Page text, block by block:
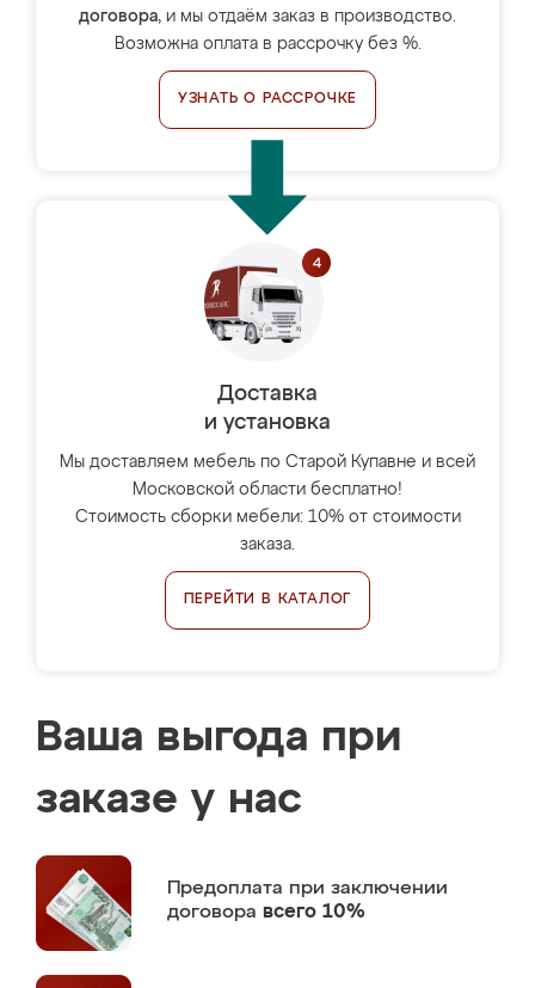
договора, и мы отдаём заказ в производство.
Возможна оплата в рассрочку без %.
УЗНАТЬ О РАССРОЧКЕ
Доставка
и установка
Мы доставляем мебель по Старой Купавне и всей
Московской области бесплатно!
Стоимость сборки мебели: 10% от стоимости
заказа.
ПЕРЕЙТИ В КАТАЛОГ
Ваша выгода при
заказе у нас
Предоплата при заключении
договора всего 10%